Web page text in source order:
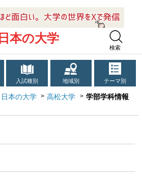
日本の大学
検索
入試種別 地域別 テーマ別
日本の大学 高松大学 学部学科情報